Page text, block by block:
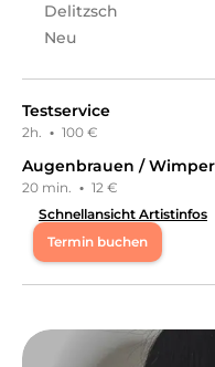
Delitzsch
Neu
Testservice
2h. · 100 €
Augenbrauen /
20 min. · 12 €
Schnellansicht Artistinfos
Termin buchen
Mo 08:00 - 14:00
Di 09:00 - 19:00